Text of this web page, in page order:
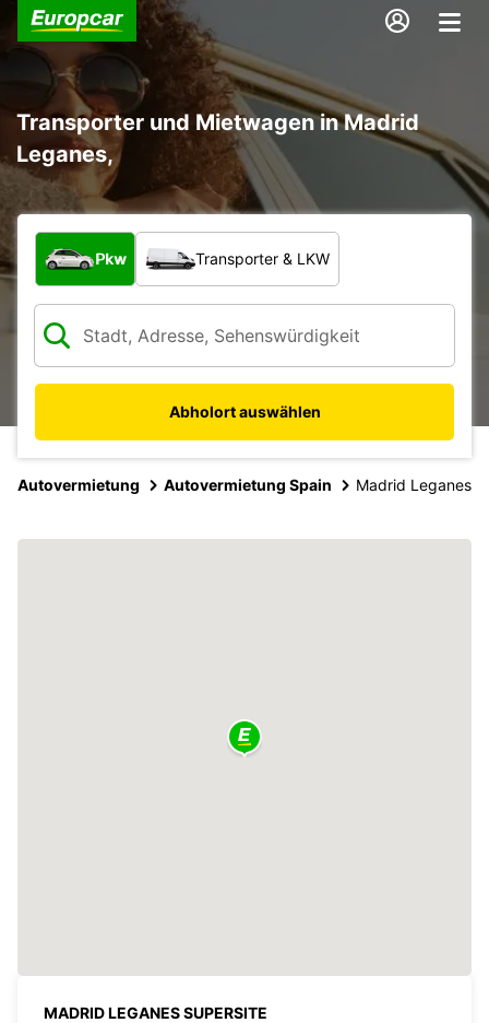
Transporter und Mietwagen in Madrid
Leganes,
Welche Art von Fahrzeug?
Pkw Transporter & LKW
Abholort auswählen
Autovermietung Autovermietung Spain Madrid Leganes
MADRID LEGANES SUPERSITE